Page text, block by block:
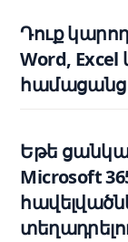
Դուք
Word,
Եթե
Microsoft